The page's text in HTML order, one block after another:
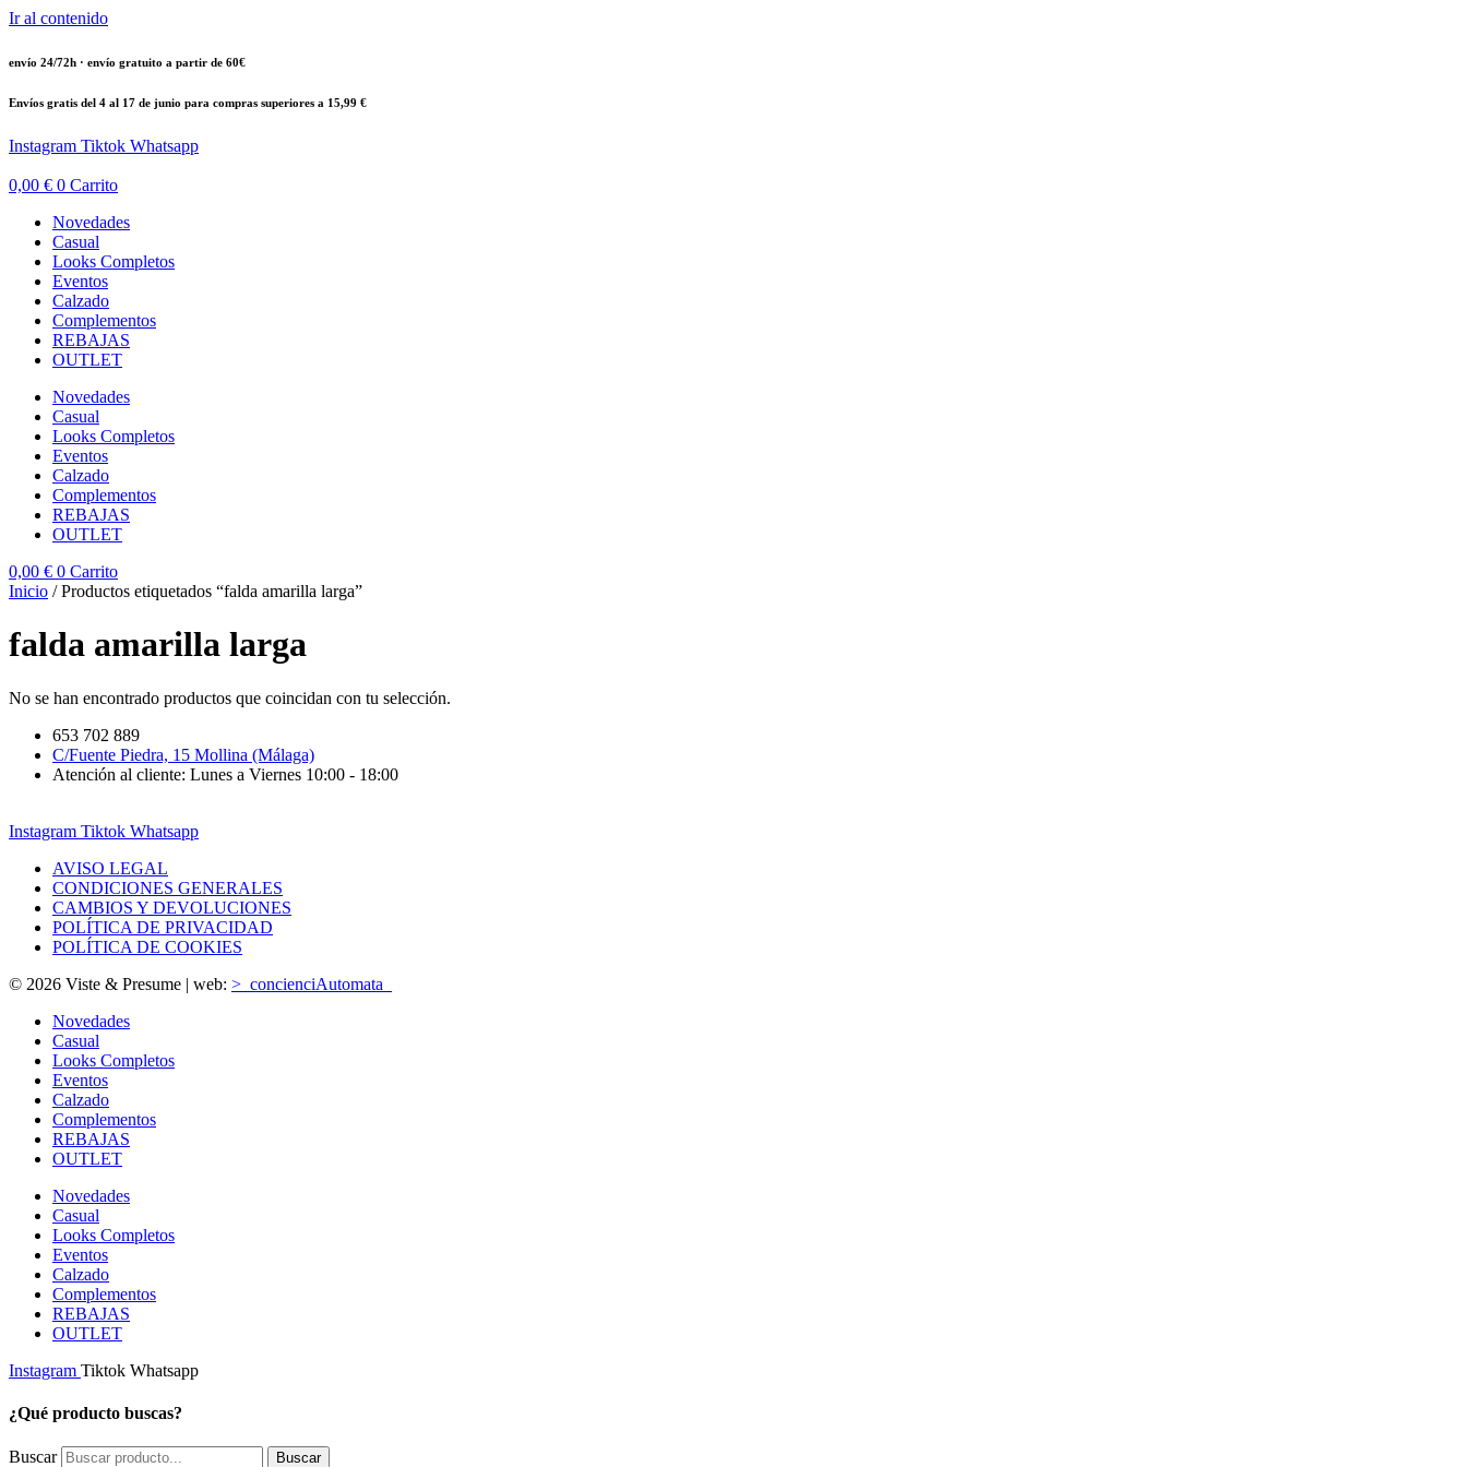
Ir al contenido
envío 24/72h · envío gratuito a partir de 60€
Envíos gratis del 4 al 17 de junio para compras superiores a 15,99 €
Instagram Tiktok Whatsapp
0,00 € 0 Carrito
Novedades
Casual
Looks Completos
Eventos
Calzado
Complementos
REBAJAS
OUTLET
Novedades
Casual
Looks Completos
Eventos
Calzado
Complementos
REBAJAS
OUTLET
0,00 € 0 Carrito
Inicio / Productos etiquetados “falda amarilla larga”
falda amarilla larga
No se han encontrado productos que coincidan con tu selección.
653 702 889
C/Fuente Piedra, 15 Mollina (Málaga)
Atención al cliente: Lunes a Viernes 10:00 - 18:00
Instagram Tiktok Whatsapp
AVISO LEGAL
CONDICIONES GENERALES
CAMBIOS Y DEVOLUCIONES
POLÍTICA DE PRIVACIDAD
POLÍTICA DE COOKIES
© 2026 Viste & Presume | web: >_concienciAutomata_
Novedades
Casual
Looks Completos
Eventos
Calzado
Complementos
REBAJAS
OUTLET
Novedades
Casual
Looks Completos
Eventos
Calzado
Complementos
REBAJAS
OUTLET
Instagram Tiktok Whatsapp
¿Qué producto buscas?
Buscar Buscar